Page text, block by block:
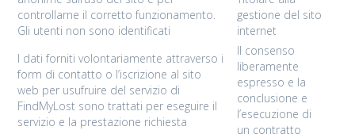
controllarne il corretto funzionamento.
Gli utenti non sono identificati
gestione del sito
internet
I dati forniti volontariamente attraverso i
form di contatto o l’iscrizione al sito
web per usufruire del servizio di
FindMyLost sono trattati per eseguire il
servizio e la prestazione richiesta
Il consenso
liberamente
espresso e la
conclusione e
l’esecuzione di
un contratto